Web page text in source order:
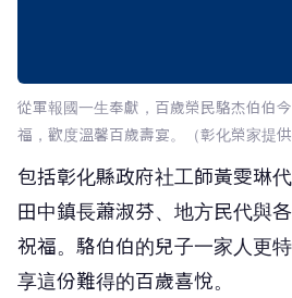
從軍報國一生奉獻，百歲榮民駱杰伯伯
福，歡度溫馨百歲壽宴。（彰化榮家提供
包括彰化縣政府社工師黃雯琳
田中鎮長蕭淑芬、地方民代與
祝福。駱伯伯的兒子一家人更
享這份難得的百歲喜悅。